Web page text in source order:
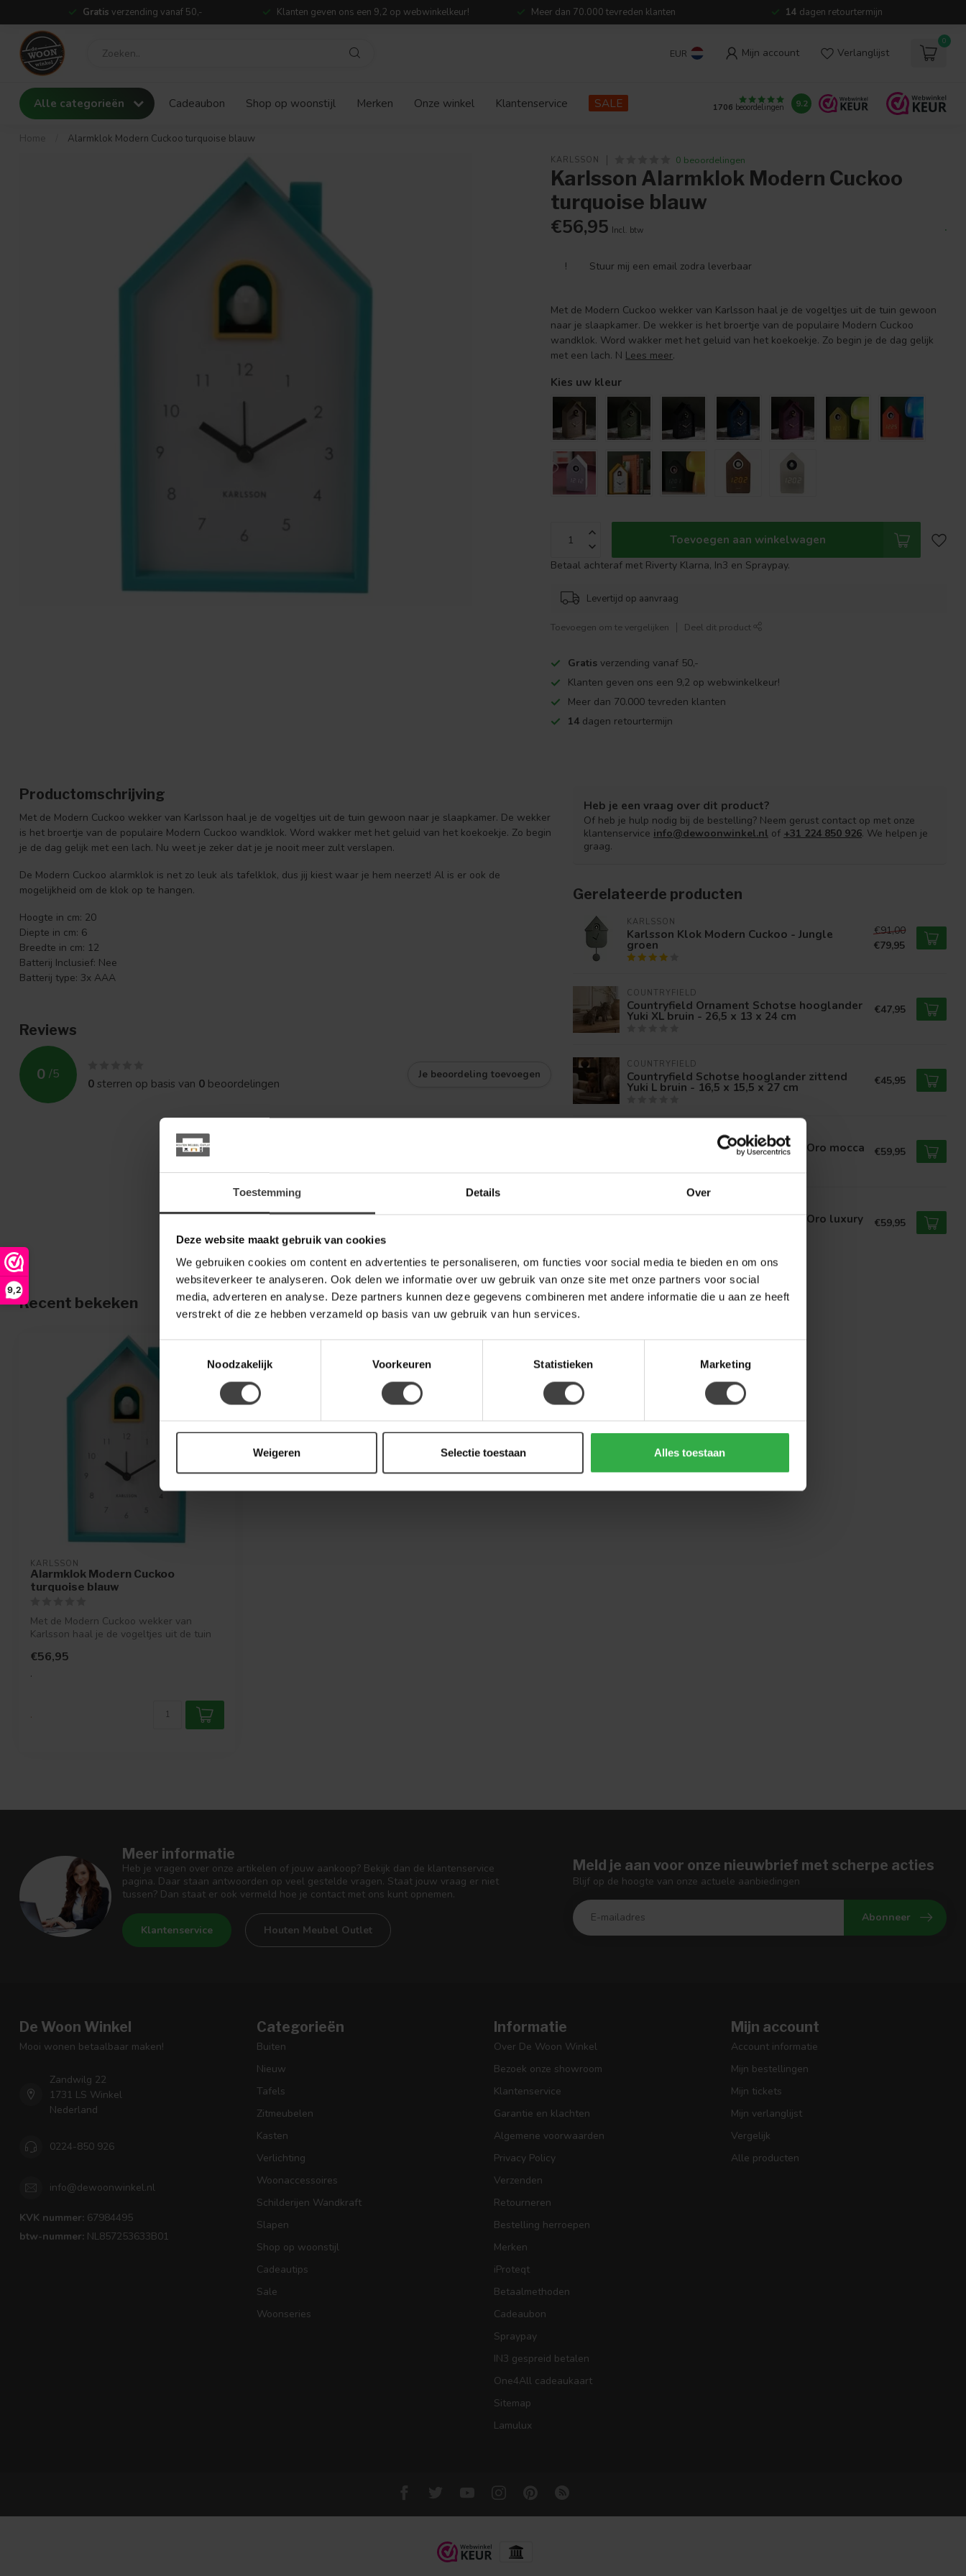
Toestemming Details Over
Deze website maakt gebruik van cookies
We gebruiken cookies om content en advertenties te personaliseren, om functies voor social media te bieden en om ons
websiteverkeer te analyseren. Ook delen we informatie over uw gebruik van onze site met onze partners voor social
media, adverteren en analyse. Deze partners kunnen deze gegevens combineren met andere informatie die u aan ze heeft
verstrekt of die ze hebben verzameld op basis van uw gebruik van hun services.
Toestemmingsselectie
Noodzakelijk
Voorkeuren Statistieken Marketing
Weigeren Selectie toestaan Alles toestaan
9,2
Gratis verzending vanaf 50,- Klanten geven ons een 9,2 op webwinkelkeur! Meer dan 70.000 tevreden klanten 14 dagen retourtermijn
EUR Mijn account Verlanglijst
0
Alle categorieën Cadeaubon Shop op woonstijl Merken Onze winkel Klantenservice SALE 1706 beoordelingen 9.2
Home Alarmklok Modern Cuckoo turquoise blauw
KARLSSON 0 beoordelingen
Karlsson Alarmklok Modern Cuckoo
turquoise blauw
€56,95 Incl. btw .
! Stuur mij een email zodra leverbaar
Met de Modern Cuckoo wekker van Karlsson haal je de vogeltjes uit de tuin gewoon
naar je slaapkamer. De wekker is het broertje van de populaire Modern Cuckoo
wandklok. Word wakker met het geluid van het koekoekje. Zo begin je de dag gelijk
met een lach. N Lees meer.
Kies uw kleur
Toevoegen aan winkelwagen
Betaal achteraf met Riverty Klarna, In3 en Spraypay.
Levertijd op aanvraag
Toevoegen om te vergelijken Deel dit product
Gratis verzending vanaf 50,-
Klanten geven ons een 9,2 op webwinkelkeur!
Meer dan 70.000 tevreden klanten
14 dagen retourtermijn
Productomschrijving
Met de Modern Cuckoo wekker van Karlsson haal je de vogeltjes uit de tuin gewoon naar je slaapkamer. De wekker
is het broertje van de populaire Modern Cuckoo wandklok. Word wakker met het geluid van het koekoekje. Zo begin
je de dag gelijk met een lach. Nu weet je zeker dat je je nooit meer zult verslapen.
De Modern Cuckoo alarmklok is net zo leuk als tafelklok, dus jij kiest waar je hem neerzet! Al is er ook de
mogelijkheid om de klok op te hangen.
Hoogte in cm: 20
Diepte in cm: 6
Breedte in cm: 12
Batterij Inclusief: Nee
Batterij type: 3x AAA
Reviews
0 /5
0sterren op basis van 0 beoordelingen
Je beoordeling toevoegen
Heb je een vraag over dit product?
Of heb je hulp nodig bij de bestelling? Neem gerust contact op met onze
klantenservice info@dewoonwinkel.nl of +31 224 850 926. We helpen je
graag.
Gerelateerde producten
KARLSSON
Karlsson Klok Modern Cuckoo - Jungle
groen
€91,00
€79,95
COUNTRYFIELD
Countryfield Ornament Schotse hooglander
Yuki XL bruin - 26,5 x 13 x 24 cm €47,95
COUNTRYFIELD
Countryfield Schotse hooglander zittend
Yuki L bruin - 16,5 x 15,5 x 27 cm €45,95
Karlsson Wekker Modern Cuckoo Oro mocca €59,95
Karlsson Wekker Modern Cuckoo Oro luxury €59,95
Recent bekeken
KARLSSON
Alarmklok Modern Cuckoo
turquoise blauw
Met de Modern Cuckoo wekker van
Karlsson haal je de vogeltjes uit de tuin
€56,95
.
.
Meer informatie
Heb je vragen over onze artikelen of jouw aankoop? Bekijk dan de klantenservice
pagina. Daar staan antwoorden op veel gestelde vragen. Staat jouw vraag er niet
tussen? Dan staat er ook vermeld hoe je contact met ons kunt opnemen.
Klantenservice Houten Meubel Outlet
Meld je aan voor onze nieuwbrief met scherpe acties
Blijf op de hoogte van onze actuele aanbiedingen
Abonneer
De Woon Winkel
Mooi wonen betaalbaar maken!
Zandwilg 22
1731 LS Winkel
Nederland
0224-850 926
info@dewoonwinkel.nl
KVK nummer: 67984495
btw-nummer: NL857253633B01
Categorieën
Buiten
Nieuw
Tafels
Zitmeubelen
Kasten
Verlichting
Woonaccessoires
Schilderijen Wandkraft
Slapen
Shop op woonstijl
Cadeautips
Sale
Woonseries
Informatie
Over De Woon Winkel
Bezoek onze showroom
Klantenservice
Garantie en klachten
Algemene voorwaarden
Privacy Policy
Verzenden
Retourneren
Bestelling herroepen
Merken
iProteqt
Betaalmethoden
Cadeaubon
Spraypay
IN3 gespreid betalen
One4All cadeaukaart
Sitemap
Lamulux
Mijn account
Account informatie
Mijn bestellingen
Mijn tickets
Mijn verlanglijst
Vergelijk
Alle producten